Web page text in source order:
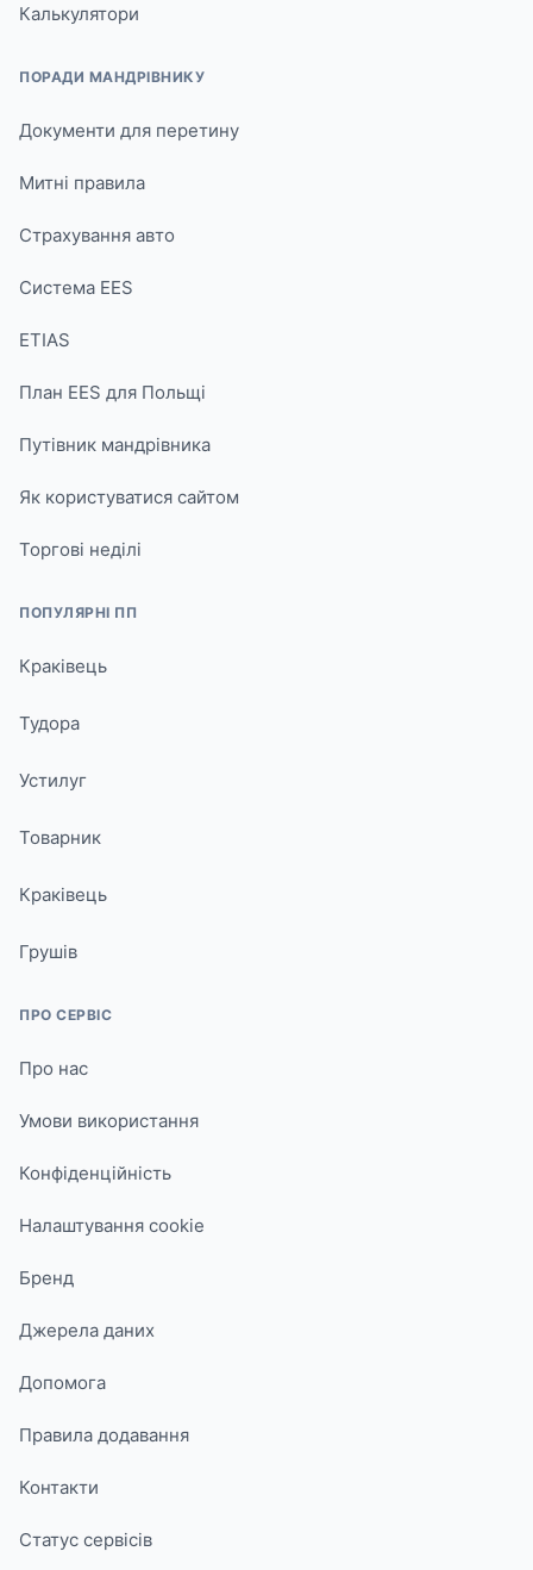
Калькулятори
ПОРАДИ МАНДРІВНИКУ
Документи для перетину
Митні правила
Страхування авто
Система EES
ETIAS
План EES для Польщі
Путівник мандрівника
Як користуватися сайтом
Торгові неділі
ПОПУЛЯРНІ ПП
Краківець
Тудора
Устилуг
Товарник
Краківець
Грушів
ПРО СЕРВІС
Про нас
Умови використання
Конфіденційність
Налаштування cookie
Бренд
Джерела даних
Допомога
Правила додавання
Контакти
Статус сервісів